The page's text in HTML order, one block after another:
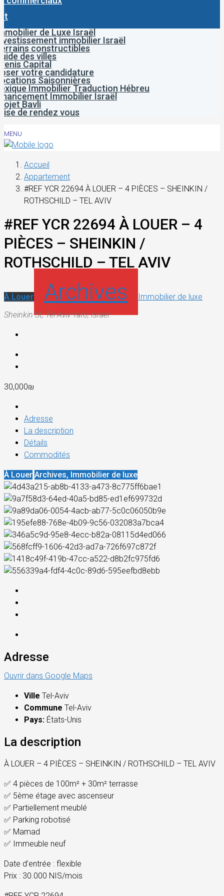
de Luxe Israël
immobilier Israël
constructibles
des villes
Capital
votre candidature
Saisonnières
Immobilier Traduction Hébreu
Immobilier Israël
Bavli
de rendez vous
MENU
Accueil
Appartement
#REF YCR 22694 À LOUER – 4 PIÈCES – SHEINKIN /
ROTHSCHILD – TEL AVIV
#REF YCR 22694 À LOUER – 4
PIÈCES – SHEINKIN /
ROTHSCHILD – TEL AVIV
À Louer Archives
Immobilier de luxe
Sheinkin St, Tel Aviv-Yafo, Israel
30,000₪
Adresse
La description
Détails
Commodités
À Louer Archives, Immobilier de luxe
Adresse
Ouvrir dans Google Maps
Ville Tel-Aviv
Commune Tel-Aviv
Pays: États-Unis
La description
À LOUER – 4 PIÈCES – SHEINKIN / ROTHSCHILD – TEL AVIV
✅ 4 pièces de 100m² + 30m² terrasse
✅ 5ème étage avec ascenseur
✅ Partiellement meublé
✅ Parking robotisé
✅ Mamad
✅ Immeuble neuf
Date d’entrée : flexible
Prix : 30.000 NIS/mois